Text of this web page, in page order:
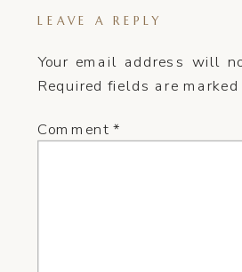
LEAVE A REPLY
Your email address will
Required fields are
Comment*